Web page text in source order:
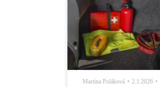
Martina Poláková 2.1.2026